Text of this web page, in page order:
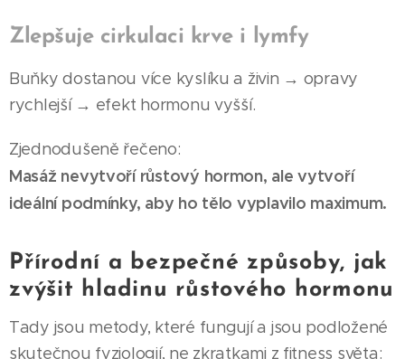
Zlepšuje cirkulaci krve i lymfy
Buňky dostanou více kyslíku a živin → opravy
rychlejší → efekt hormonu vyšší.
Zjednodušeně řečeno:
Masáž nevytvoří růstový hormon, ale vytvoří
ideální podmínky, aby ho tělo vyplavilo maximum.
Přírodní a bezpečné způsoby, jak
zvýšit hladinu růstového hormonu
Tady jsou metody, které fungují a jsou podložené
skutečnou fyziologií, ne zkratkami z fitness světa: